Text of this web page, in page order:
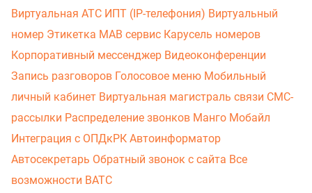
Виртуальная АТС ИПТ (IP-телефония) Виртуальный
номер Этикетка МАВ сервис Карусель номеров
Корпоративный мессенджер Видеоконференции
Запись разговоров Голосовое меню Мобильный
личный кабинет Виртуальная магистраль связи СМС-
рассылки Распределение звонков Манго Мобайл
Интеграция с ОПДкРК Автоинформатор
Автосекретарь Обратный звонок с сайта Все
возможности ВАТС